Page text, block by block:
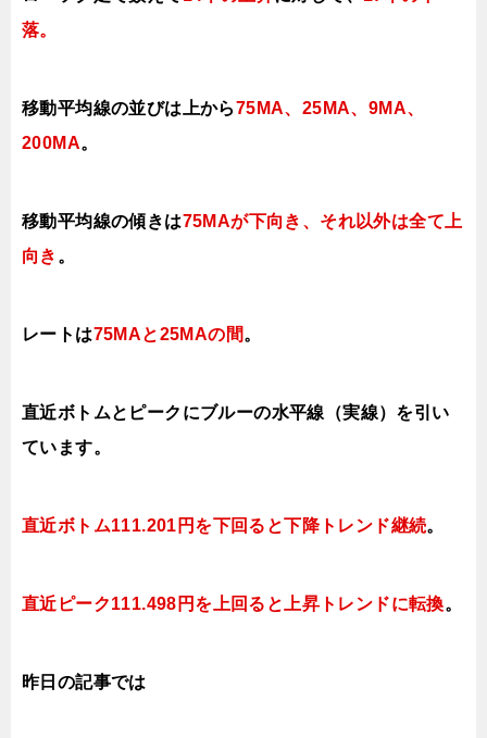
落。
移動平均線の並びは上から75MA、25MA、9MA、
200MA。
移動平均線の傾きは75MAが下向き、それ以外は全て上
向き 。
レートは75MAと25MAの間。
直近ボトムとピークにブルーの水平線（実線）を引い
ています。
直近ボトム111.201円を下回ると下降トレンド継続。
直近ピーク111.498円を上回ると上昇トレンドに転換。
昨日の記事では